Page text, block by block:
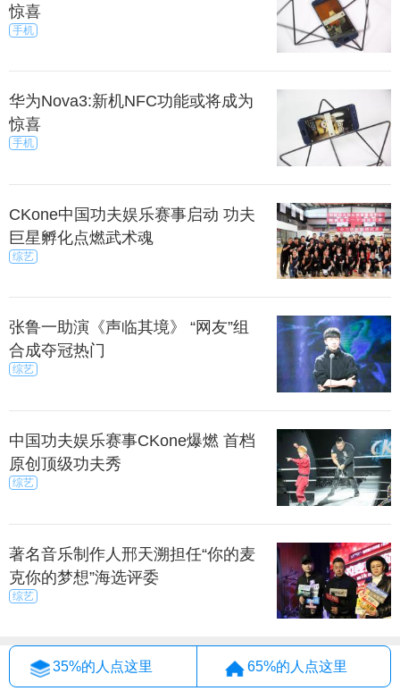
惊喜
手机
华为Nova3:新机NFC功能或将成为
惊喜
手机
CKone中国功夫娱乐赛事启动 功夫
巨星孵化点燃武术魂
综艺
张鲁一助演《声临其境》 “网友”组
合成夺冠热门
综艺
中国功夫娱乐赛事CKone爆燃 首档
原创顶级功夫秀
综艺
著名音乐制作人邢天溯担任“你的麦
克你的梦想”海选评委
综艺
35%的人点这里 65%的人点这里